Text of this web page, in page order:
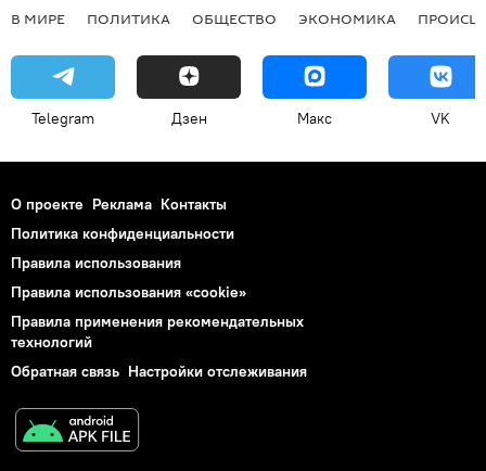
В МИРЕ ПОЛИТИКА ОБЩЕСТВО ЭКОНОМИКА
Telegram Дзен Макс VK
О проекте Реклама Контакты
Политика конфиденциальности
Правила использования
Правила использования «cookie»
Правила применения рекомендательных
технологий
Обратная связь Настройки отслеживания